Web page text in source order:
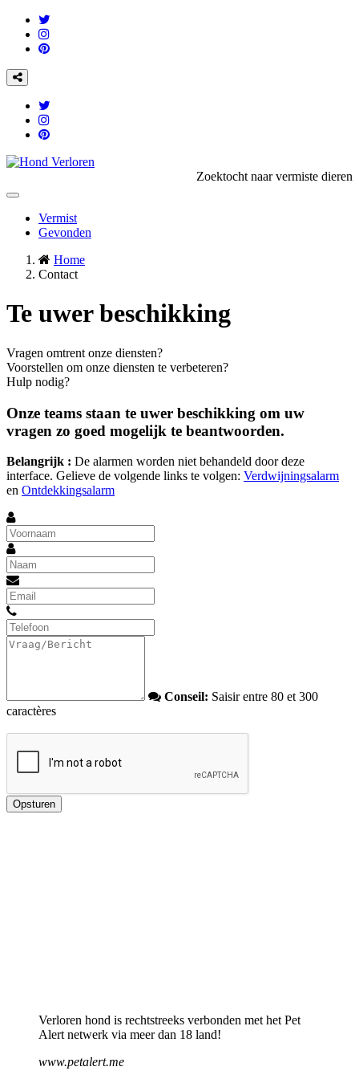
Zoektocht naar vermiste dieren
Toggle
navigationVermist
Gevonden
Home
Contact
Te uwer beschikking
Vragen omtrent onze diensten?
Voorstellen om onze diensten te verbeteren?
Hulp nodig?
Onze teams staan te uwer beschikking om uw
vragen zo goed mogelijk te beantwoorden.
Belangrijk : De alarmen worden niet behandeld door deze
interface. Gelieve de volgende links te volgen: Verdwijningsalarm
en Ontdekkingsalarm
Conseil: Saisir entre 80 et 300
caractères
Verloren hond is rechtstreeks verbonden met het Pet
Alert netwerk via meer dan 18 land!
www.petalert.me